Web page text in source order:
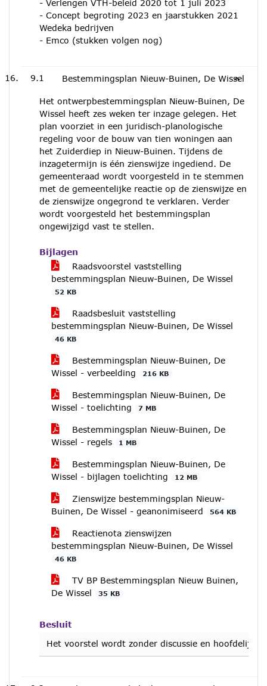
- Verlengen VTH-beleid 2020 tot 1 juli 2023
- Concept begroting 2023 en jaarstukken 2021
Wedeka bedrijven
- Emco (stukken volgen nog)
9.1 Bestemmingsplan Nieuw-Buinen, De Wissel
Het ontwerpbestemmingsplan Nieuw-Buinen, De
Wissel heeft zes weken ter inzage gelegen. Het
plan voorziet in een juridisch-planologische
regeling voor de bouw van tien woningen aan
het Zuiderdiep in Nieuw-Buinen. Tijdens de
inzagetermijn is één zienswijze ingediend. De
gemeenteraad wordt voorgesteld in te stemmen
met de gemeentelijke reactie op de zienswijze en
de zienswijze ongegrond te verklaren. Verder
wordt voorgesteld het bestemmingsplan
ongewijzigd vast te stellen.
Bijlagen
Raadsvoorstel vaststelling
bestemmingsplan Nieuw-Buinen, De Wissel
52 KB
Raadsbesluit vaststelling
bestemmingsplan Nieuw-Buinen, De Wissel
46 KB
Bestemmingsplan Nieuw-Buinen, De
Wissel - verbeelding
216 KB
Bestemmingsplan Nieuw-Buinen, De
Wissel - toelichting
7 MB
Bestemmingsplan Nieuw-Buinen, De
Wissel - regels
1 MB
Bestemmingsplan Nieuw-Buinen, De
Wissel - bijlagen toelichting
12 MB
Zienswijze bestemmingsplan Nieuw-
Buinen, De Wissel - geanonimiseerd
564 KB
Reactienota zienswijzen
bestemmingsplan Nieuw-Buinen, De Wissel
46 KB
TV BP Bestemmingsplan Nieuw Buinen,
De Wissel
35 KB
Besluit
Het voorstel wordt zonder discussie en hoofdelijke